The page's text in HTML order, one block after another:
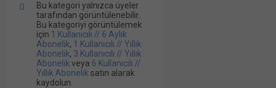
Bu kategori yalnızca üyeler
tarafından görüntülenebilir.
Bu kategoriyi görüntülemek
için 1 Kullanıcılı // 6 Aylık
Abonelik, 1 Kullanıcılı // Yıllık
Abonelik, 3 Kullanıcılı // Yıllık
Abonelik veya 6 Kullanıcılı //
Yıllık Abonelik satın alarak
kaydolun.